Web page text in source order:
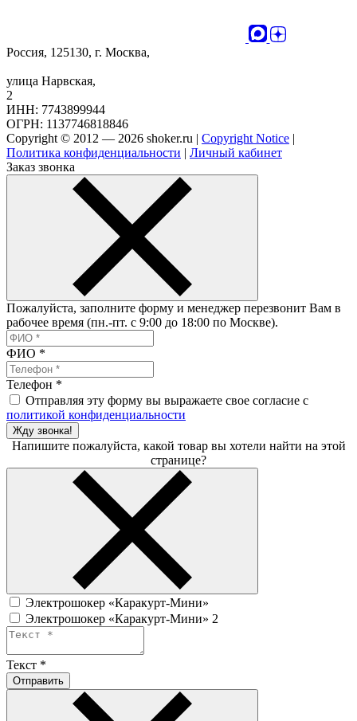
Россия, 125130, г. Москва,
улица Нарвская,
2
ИНН: 7743899944
ОГРН: 1137746818846
Copyright © 2012 — 2026 shoker.ru | Copyright Notice |
Политика конфиденциальности | Личный кабинет
Заказ звонка
Пожалуйста, заполните форму и менеджер перезвонит Вам в
рабочее время (пн.-пт. с 9:00 до 18:00 по Москве).
ФИО *
Телефон *
Отправляя эту форму вы выражаете свое согласие с
политикой конфиденциальности
Жду звонка!
Напишите пожалуйста, какой товар вы хотели найти на этой
странице?
Электрошокер «Каракурт-Мини»
Электрошокер «Каракурт-Мини» 2
Текст *
Отправить